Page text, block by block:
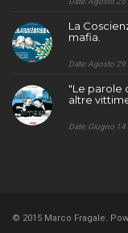
La
mafia.
Date: Agosto 29
"Le parole
altre
Date: Giugno
© 2015 Marco Fragale.